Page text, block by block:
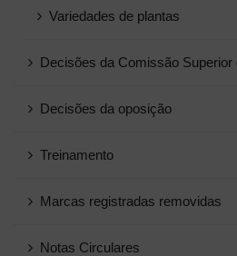
Variedades de plantas
Decisões da Comissão Superior
Decisões da oposição
Treinamento
Marcas registradas removidas
Notas Circulares